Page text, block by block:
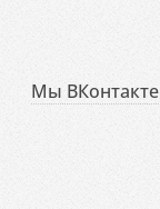
Мы ВКонтакте